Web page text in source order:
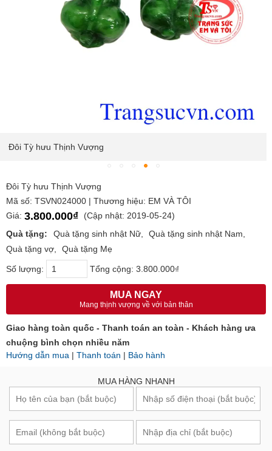
Đôi Tỳ hưu Thịnh Vượng
Đôi Tỳ hưu Thịnh Vượng
Mã số: TSVN024000 | Thương hiệu: EM VÀ TÔI
Giá: 3.800.000₫
(Cập nhật: 2019-05-24)
Quà tặng:
Quà tặng sinh nhật Nữ
Quà tặng sinh nhật Nam
Quà tặng vợ
Quà tặng Mẹ
Số lượng: Tổng cộng: 3.800.000₫
MUA NGAY
Mang thịnh vượng về với bản thân
Giao hàng toàn quốc - Thanh toán an toàn - Khách hàng ưa
chuộng bình chọn nhiều năm
Hướng dẫn mua | Thanh toán | Bảo hành
MUA HÀNG NHANH